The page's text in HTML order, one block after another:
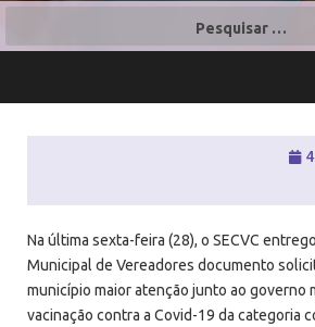
u
Na última sexta-feira (28), o SECVC
Municipal de Vereadores documento
município maior atenção junto ao governo
vacinação contra a Covid-19 da categoria